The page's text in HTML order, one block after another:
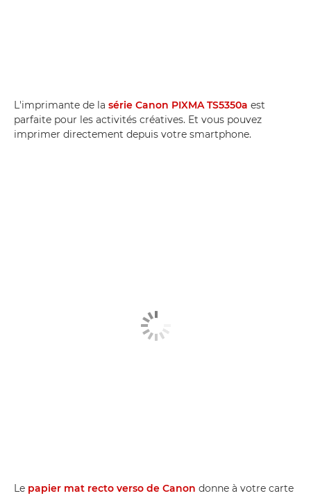
L'imprimante de la série Canon PIXMA TS5350a est
parfaite pour les activités créatives. Et vous pouvez
imprimer directement depuis votre smartphone.
Le papier mat recto verso de Canon donne à votre carte